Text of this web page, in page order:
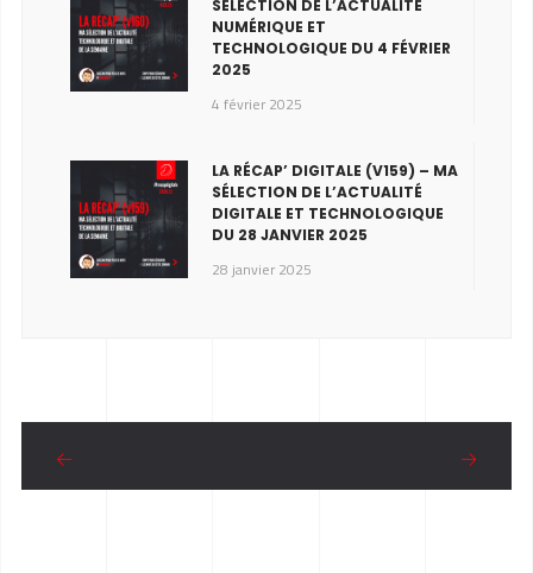
SÉLECTION DE L’ACTUALITÉ
NUMÉRIQUE ET
TECHNOLOGIQUE DU 4 FÉVRIER
2025
4 février 2025
LA RÉCAP’ DIGITALE (V159) – MA
SÉLECTION DE L’ACTUALITÉ
DIGITALE ET TECHNOLOGIQUE
DU 28 JANVIER 2025
28 janvier 2025